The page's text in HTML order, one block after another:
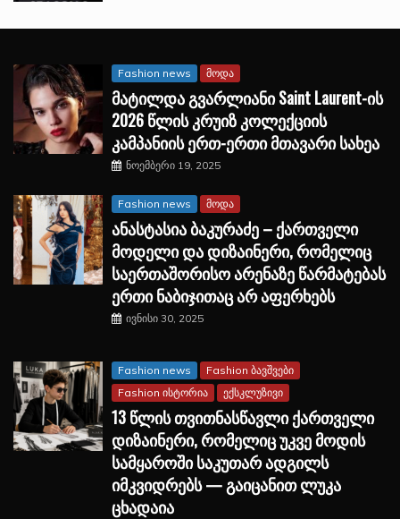
Fashion news მოდა
მატილდა გვარლიანი Saint Laurent-ის
2026 წლის კრუიზ კოლექციის
კამპანიის ერთ-ერთი მთავარი სახეა
ნოემბერი 19, 2025
Fashion news მოდა
ანასტასია ბაკურაძე – ქართველი
მოდელი და დიზაინერი, რომელიც
საერთაშორისო არენაზე წარმატებას
ერთი ნაბიჯითაც არ აფერხებს
ივნისი 30, 2025
Fashion news
Fashion ბავშვები
Fashion ისტორია
ექსკლუზივი
13 წლის თვითნასწავლი ქართველი
დიზაინერი, რომელიც უკვე მოდის
სამყაროში საკუთარ ადგილს
იმკვიდრებს — გაიცანით ლუკა
ცხადაია